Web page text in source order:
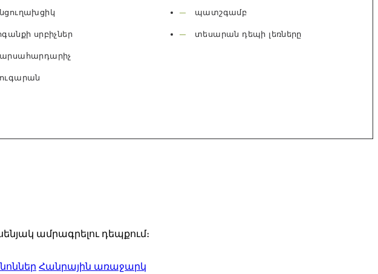
սրբիչներ
պատշգամբ
տեսարան դեպի լեռները
ամրագրելու դեպքում։
Հանրային առաջարկ